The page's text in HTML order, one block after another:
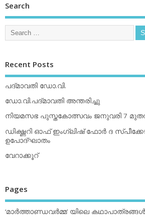
Search
Recent Posts
പദ്മാവതി ഡോ.വി.
ഡോ.വി.പദ്മാവതി അന്തരിച്ചു
നിയമസഭ പുസ്തകോത്സവം ജനുവരി 7
ഡിക്ഷ്ണറി ഓഫ് ഇംഗ്ലിഷ് ഫോര്‍ ദ
ഉപോദ്ഘാതം
വേറാക്കൂറ്
Pages
‘മാര്‍ത്താണ്ഡവര്‍മ്മ’ യിലെ കഥാപാത്രങ്ങള്‍